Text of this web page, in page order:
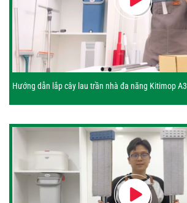
Hướng dẫn lắp cây lau trần nhà đa năng Kitimop A3